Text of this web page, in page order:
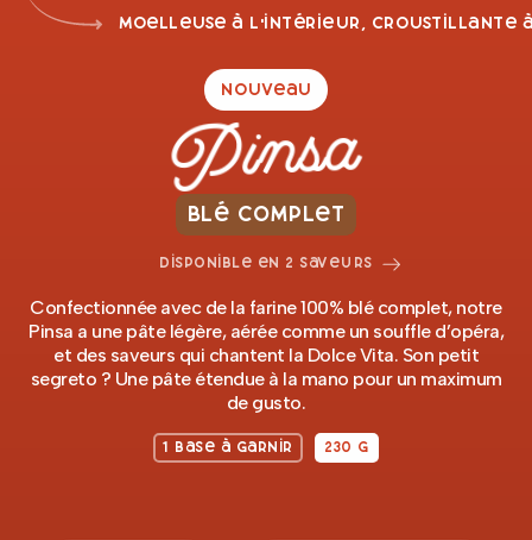
Moelleuse à l'intérieur, croustillante
Nouveau
Pinsa
Blé complet
Disponible en 2 saveurs
Confectionnée avec de la farine 100% blé complet, notre
Pinsa a une pâte légère, aérée comme un souffle d’opéra,
et des saveurs qui chantent la Dolce Vita. Son petit
segreto ? Une pâte étendue à la mano pour un maximum
de gusto.
1 base à garnir 230 g